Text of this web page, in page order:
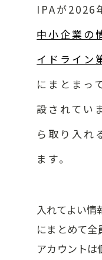
IPAが2026
中小企業の
イドライン
にまとまっ
設されてい
ら取り入れ
ます。
入れてよい情
にまとめて全
アカウントは